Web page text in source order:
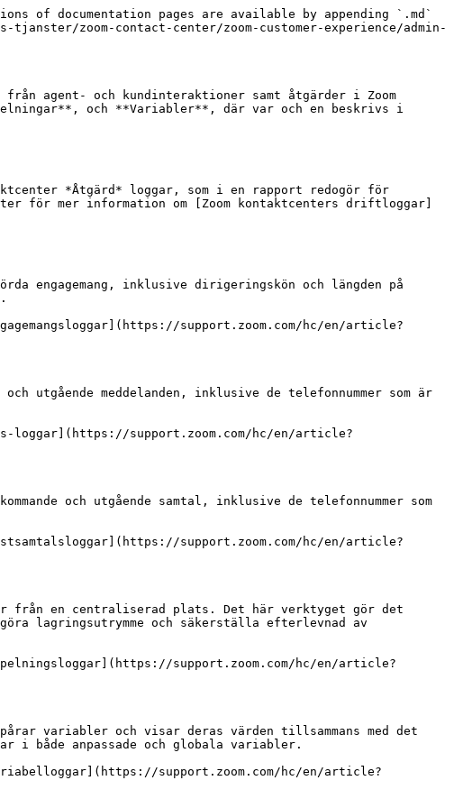
of documentation pages are available by appending `.md`
zoom-contact-center/zoom-customer-experience/admin-
agent- och kundinteraktioner samt åtgärder i Zoom
och **Variabler**, där var och en beskrivs i
*Åtgärd* loggar, som i en rapport redogör för
för mer information om [Zoom kontaktcenters driftloggar]
engagemang, inklusive dirigeringskön och längden på
support.zoom.com/hc/en/article?
utgående meddelanden, inklusive de telefonnummer som är
loggar](https://support.zoom.com/hc/en/article?
och utgående samtal, inklusive de telefonnummer som
support.zoom.com/hc/en/article?
från en centraliserad plats. Det här verktyget gör det
och säkerställa efterlevnad av
support.zoom.com/hc/en/article?
variabler och visar deras värden tillsammans med det
i både anpassade och globala variabler.
support.zoom.com/hc/en/article?